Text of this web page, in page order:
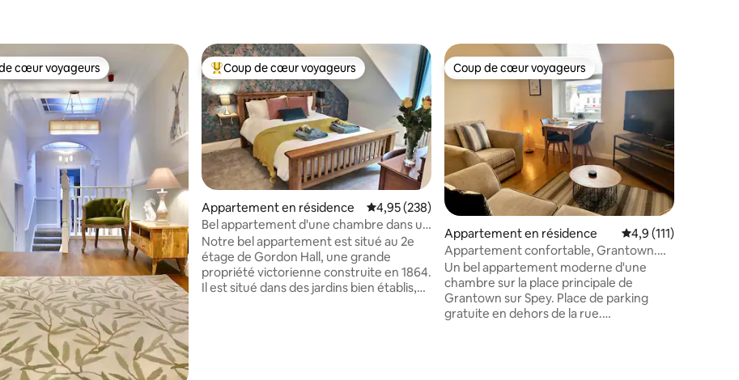
sur la base de 164 commentaires : 5 sur 5
cœur voyageurs
cœur voyageurs Coups de cœur voyageurs les plus appréciés
Coup de cœur voyageurs
Appartement en résidence Évaluation moyenne sur la base de 238 commentaires : 4,95 sur 5
4,95 (238)
Bel appartement d'une chambre dans un
superbe bâtiment victorien
Notre bel appartement est situé au 2e
étage de Gordon Hall, une grande
propriété victorienne construite en 1864.
Il est situé dans des jardins bien établis,
Coup de cœur voyageurs
Coup de cœur voyageurs
Appartement en résidence Évaluation moyenne
4,9 (111)
Appartement confortable, Grantown.
Parking gratuit en dehors de la rue
Un bel appartement moderne d'une
chambre sur la place principale de
Grantown sur Spey. Place de parking
gratuite en dehors de la rue.